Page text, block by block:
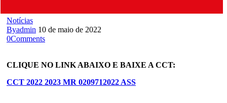
Notícias
Byadmin 10 de maio de 2022
0Comments
CLIQUE NO LINK ABAIXO E BAIXE A CCT:
CCT 2022 2023 MR 0209712022 ASS